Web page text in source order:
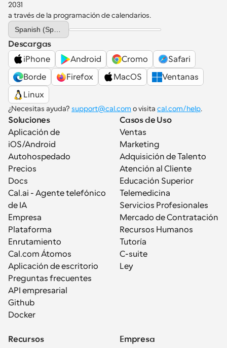
2031
a través de la programación de calendarios.
Select Language
Descargas
iPhone
Android Cromo
Safari
Borde
Firefox MacOS
Ventanas
Linux
¿Necesitas ayuda? support@cal.com o visita cal.com/help.
Soluciones
Aplicación de
iOS/Android
Autohospedado
Precios
Docs
Cal.ai - Agente telefónico
de IA
Empresa
Plataforma
Enrutamiento
Cal.com Átomos
Aplicación de escritorio
Preguntas frecuentes
API empresarial
Github
Docker
Casos de Uso
Ventas
Marketing
Adquisición de Talento
Atención al Cliente
Educación Superior
Telemedicina
Servicios Profesionales
Mercado de Contratación
Recursos Humanos
Tutoría
C-suite
Ley
Recursos
Empresa